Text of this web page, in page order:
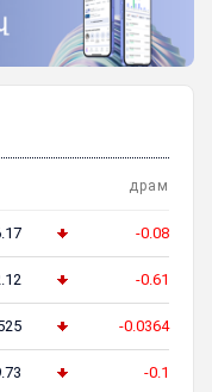
драм
-0.08
-0.61
-0.0364
-0.1